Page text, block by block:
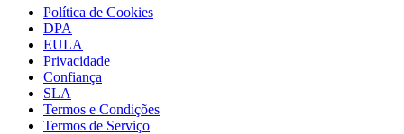
Política de Cookies
DPA
EULA
Privacidade
Confiança
SLA
Termos e Condições
Termos de Serviço